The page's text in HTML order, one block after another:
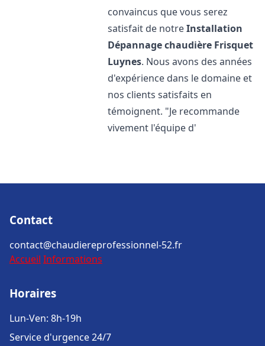
convaincus que vous serez
satisfait de notreInstallation
Dépannage chaudière Frisquet
Luynes. Nous avons des années
d'expérience dans le domaine et
nos clients satisfaits en
témoignent. "Je recommande
vivement l'équipe d'
Contact
contact@chaudiereprofessionnel-52.fr
Accueil Informations
Horaires
Lun-Ven: 8h-19h
Service d'urgence 24/7